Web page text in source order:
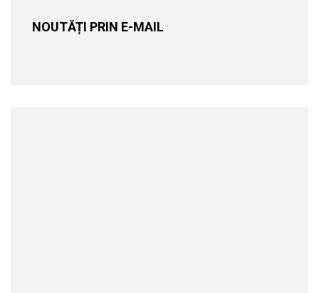
NOUTĂȚI PRIN E-MAIL